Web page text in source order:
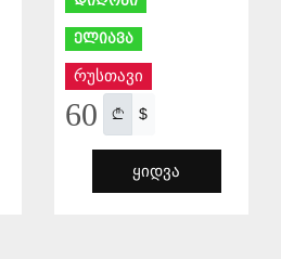
ელიავა
რუსთავი
60 $
ᲧᲘᲓᲕᲐ